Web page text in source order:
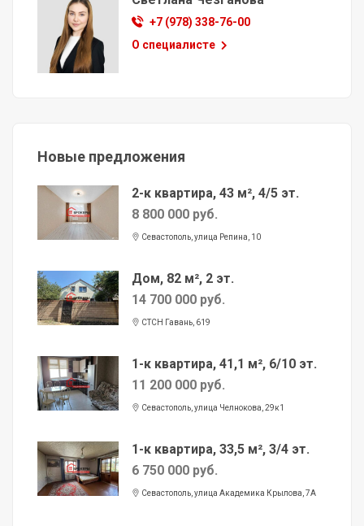
+7 (978) 338-76-00
О специалисте
Новые предложения
2-к квартира, 43 м², 4/5 эт.
8 800 000 руб.
Севастополь, улица Репина, 10
Дом, 82 м², 2 эт.
14 700 000 руб.
СТСН Гавань, 619
1-к квартира, 41,1 м², 6/10 эт.
11 200 000 руб.
Севастополь, улица Челнокова, 29к1
1-к квартира, 33,5 м², 3/4 эт.
6 750 000 руб.
Севастополь, улица Академика Крылова, 7А